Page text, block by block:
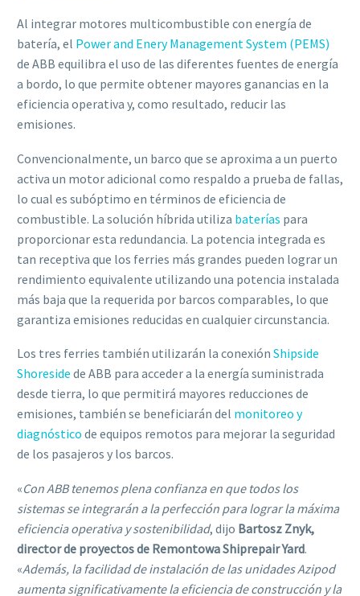
Al integrar motores multicombustible con energía de
batería, el Power and Enery ManagementSystem (PEMS)
de ABB equilibra el uso de las diferentes fuentes de energía
a bordo, lo que permite obtener mayores ganancias en la
eficiencia operativa y, como resultado, reducir las
emisiones.
Convencionalmente, un barco que se aproxima a un puerto
activa un motor adicional como respaldo a prueba de fallas,
lo cual es subóptimo en términos de eficiencia de
combustible. La solución híbrida utiliza baterías para
proporcionar esta redundancia. La potencia integrada es
tan receptiva que los ferries más grandes pueden lograr un
rendimiento equivalente utilizando una potencia instalada
más baja que la requerida por barcos comparables, lo que
garantiza emisiones reducidas en cualquier circunstancia.
Los tres ferries también utilizarán la conexión Shipside
Shoreside de ABB para acceder a la energía suministrada
desde tierra, lo que permitirá mayores reducciones de
emisiones, también se beneficiarán del monitoreo y
diagnóstico de equipos remotos para mejorar la seguridad
de los pasajeros y los barcos.
«Con ABB tenemos plena confianza en que todos los
sistemas se integrarán a la perfección para lograr la máxima
eficiencia operativa y sostenibilidad, dijo Bartosz Znyk,
director de proyectos de Remontowa Shiprepair Yard.
«Además, la facilidad de instalación de las unidades Azipod
aumenta significativamente la eficiencia de construcción y la